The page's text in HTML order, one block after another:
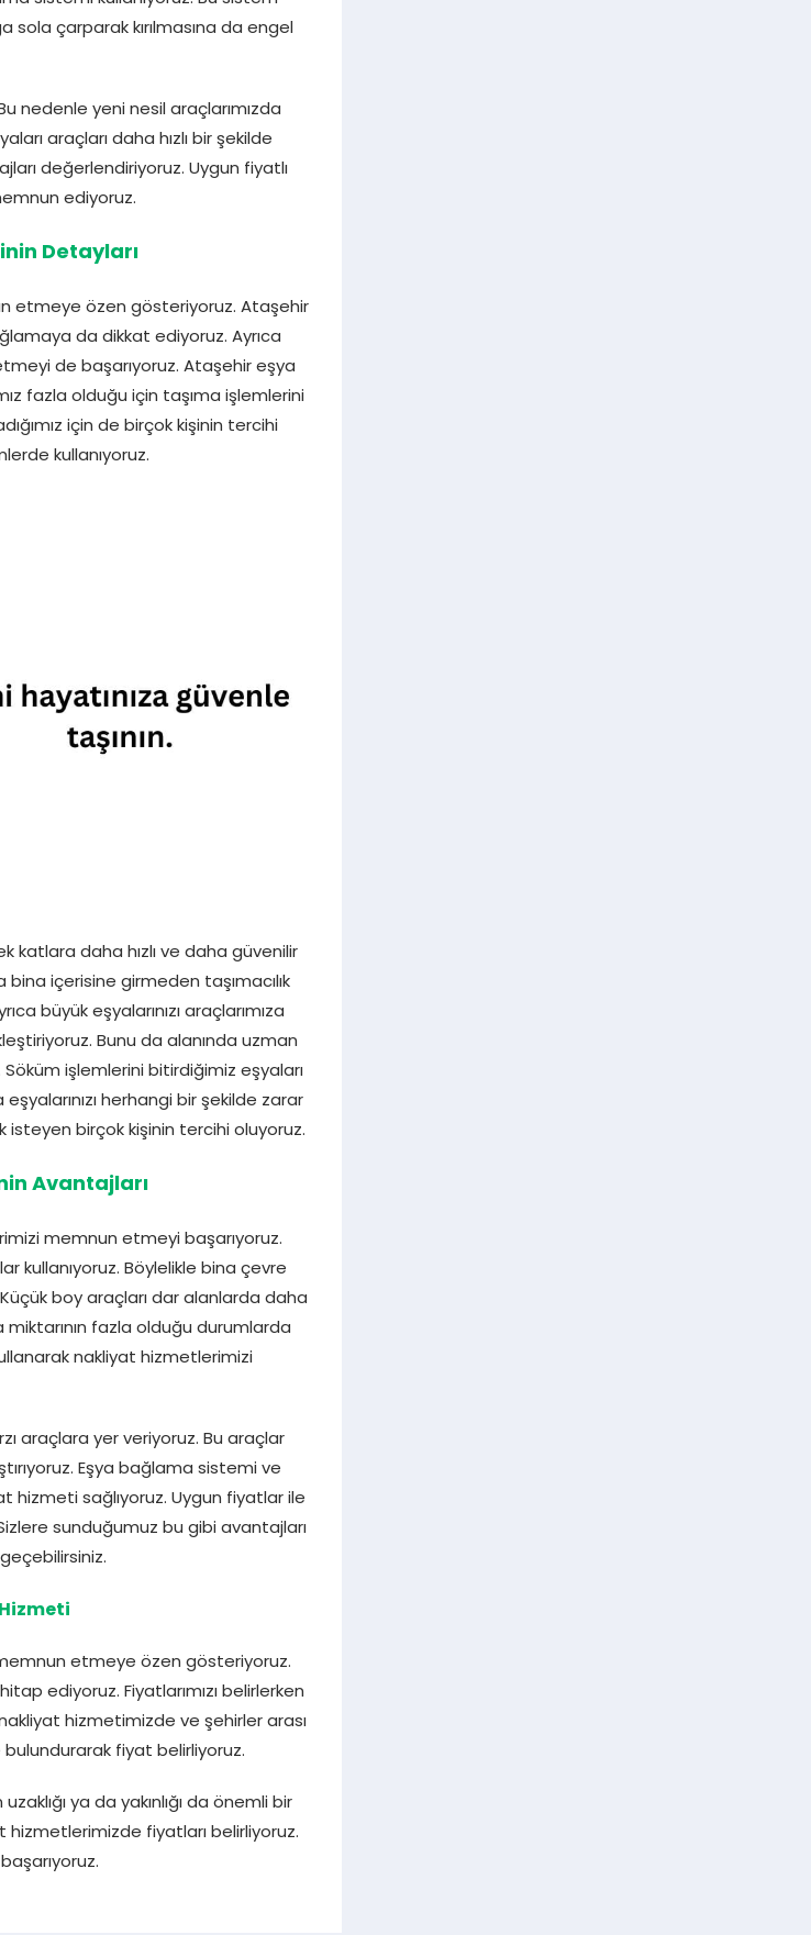
sola çarparak kırılmasına da engel
nedenle yeni nesil araçlarımızda
araçları daha hızlı bir şekilde
değerlendiriyoruz. Uygun fiyatlı
ediyoruz.
Detayları
etmeye özen gösteriyoruz. Ataşehir
da dikkat ediyoruz. Ayrıca
de başarıyoruz. Ataşehir eşya
fazla olduğu için taşıma işlemlerini
için de birçok kişinin tercihi
kullanıyoruz.
katlara daha hızlı ve daha güvenilir
bina içerisine girmeden taşımacılık
büyük eşyalarınızı araçlarımıza
Bunu da alanında uzman
Söküm işlemlerini bitirdiğimiz eşyaları
herhangi bir şekilde zarar
birçok kişinin tercihi oluyoruz.
Avantajları
memnun etmeyi başarıyoruz.
kullanıyoruz. Böylelikle bina çevre
boy araçları dar alanlarda daha
fazla olduğu durumlarda
nakliyat hizmetlerimizi
araçlara yer veriyoruz. Bu araçlar
Eşya bağlama sistemi ve
hizmeti sağlıyoruz. Uygun fiyatlar ile
sunduğumuz bu gibi avantajları
etmeye özen gösteriyoruz.
ediyoruz. Fiyatlarımızı belirlerken
hizmetimizde ve şehirler arası
bulundurarak fiyat belirliyoruz.
ya da yakınlığı da önemli bir
hizmetlerimizde fiyatları belirliyoruz.